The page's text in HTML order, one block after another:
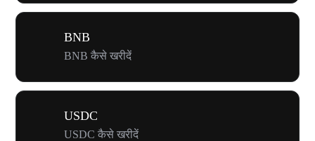
BNB
BNB कैसे खरीदें
USDC
USDC कैसे खरीदें